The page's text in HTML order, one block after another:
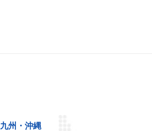
九州・沖縄